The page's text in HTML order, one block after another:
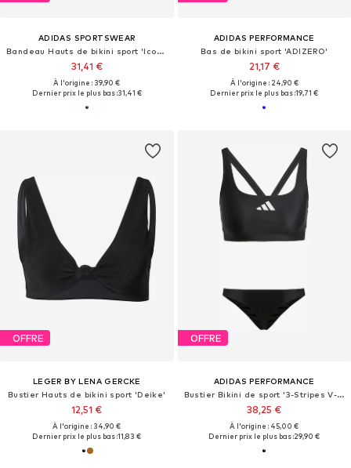
ADIDAS SPORTSWEAR
Bandeau Hauts de bikini sport 'Iconisea'
31,41 €
À l'origine : 39,90 €
Dernier prix le plus bas :31,41 €
ADIDAS PERFORMANCE
Bas de bikini sport 'ADIZERO'
21,17 €
À l'origine : 24,90 €
Dernier prix le plus bas :19,71 €
OFFRE
LEGER BY LENA GERCKE
Bustier Hauts de bikini sport 'Deike'
12,51 €
À l'origine : 34,90 €
Dernier prix le plus bas :11,83 €
OFFRE
ADIDAS PERFORMANCE
Bustier Bikini de sport '3-Stripes V-Back'
38,25 €
À l'origine : 45,00 €
Dernier prix le plus bas :29,90 €